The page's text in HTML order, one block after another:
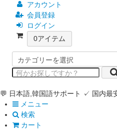
アカウント
会員登録
ログイン
0アイテム
💬 日本語,韓国語サポート ✓ 国内最
メニュー
検索
カート